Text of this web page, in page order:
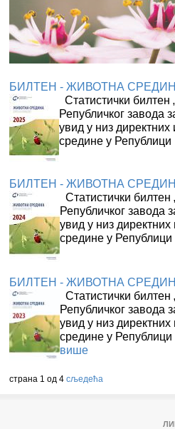
БИЛТЕН - ЖИВОТНА
Статистички билтен
Републичког завода
увид у низ
средине у Републици
БИЛТЕН - ЖИВОТНА
Статистички
Републичког завода
увид у низ
средине у
БИЛТЕН - ЖИВОТНА
Статистички
Републичког завода
увид у низ
средине у
више
страна 1 од 4 сљедећа